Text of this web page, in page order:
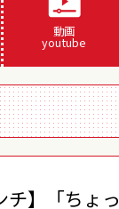
動画
youtube
チ】「ちょっ